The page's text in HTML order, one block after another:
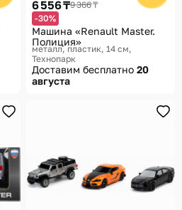
6 556 ₸9 366 ₸
-30%
Машина «Renault Master.
Полиция»
металл, пластик, 14 см
Технопарк
Доставим бесплатно 20
августа